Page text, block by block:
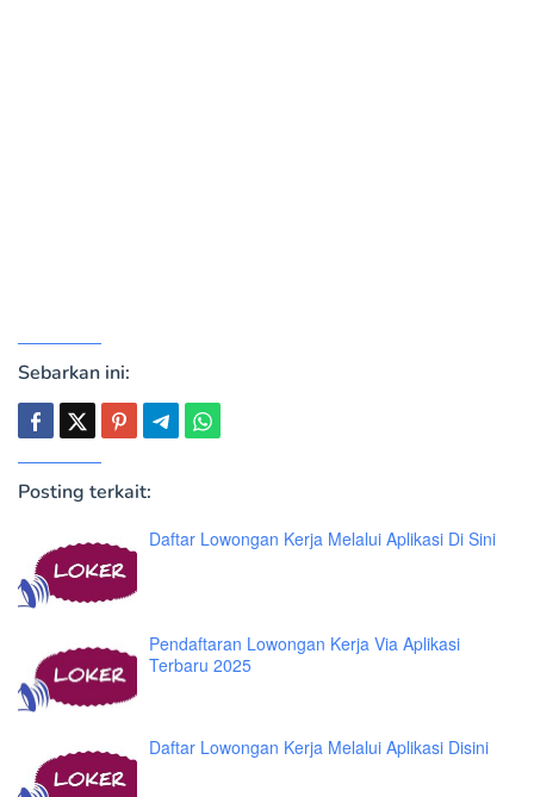
Sebarkan ini:
Posting terkait:
Daftar Lowongan Kerja Melalui Aplikasi Di Sini
Pendaftaran Lowongan Kerja Via Aplikasi
Terbaru 2025
Daftar Lowongan Kerja Melalui Aplikasi Disini